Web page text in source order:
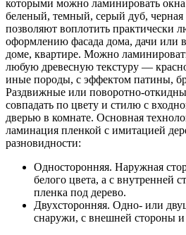
которыми можно ламинировать
беленый, темный, серый дуб, черная
позволяют воплотить практически
оформлению фасада дома, дачи или
доме, квартире. Можно
любую древесную текстуру —
иные породы, с эффектом патины,
Раздвижные или поворотно-
совпадать по цвету и стилю с
дверью в комнате. Основная
ламинация пленкой с имитацией
разновидности:
Односторонняя. Наружная
белого цвета, а с внутренней
пленка под дерево.
Двухсторонняя. Одно- или
снаружи, с внешней стороны